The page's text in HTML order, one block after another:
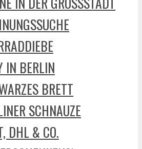
IN BERLIN
BRETT
SCHNAUZE
DHL & CO.